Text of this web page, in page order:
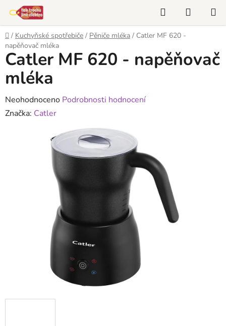
obsah
Hledat
KOŠÍK
Domů
/ Kuchyňské spotřebiče / Pěniče mléka / Catler MF 620 -
napěňovač mléka
Catler MF 620 - napěňovač
mléka
Průměrné
hodnocení
Neohodnoceno Podrobnosti hodnocení
Značka: Catler